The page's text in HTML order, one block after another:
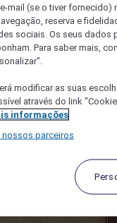
mail (se o tiver
reserva e
sociais. Os seus dados
Para saber mais,
modificar as suas
através do link
informações
nossos parceiros